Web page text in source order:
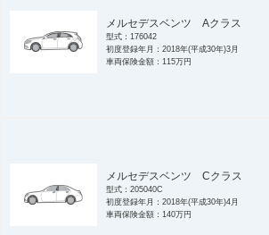
メルセデスベンツ Aクラス
型式：176042
初度登録年月：2018年(平成30年)3月
車両保険金額：115万円
メルセデスベンツ Cクラス
型式：205040C
初度登録年月：2018年(平成30年)4月
車両保険金額：140万円